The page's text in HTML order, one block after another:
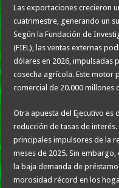
Las exportaciones crecieron
cuatrimestre, generando un
Según la Fundación de
(FIEL), las ventas externas
dólares en 2026, impulsadas
cosecha agrícola. Este motor
comercial de 20.000 millones
Otra apuesta del Ejecutivo
reducción de tasas de
principales impulsores de la
meses de 2025. Sin
la baja demanda de
morosidad récord en los